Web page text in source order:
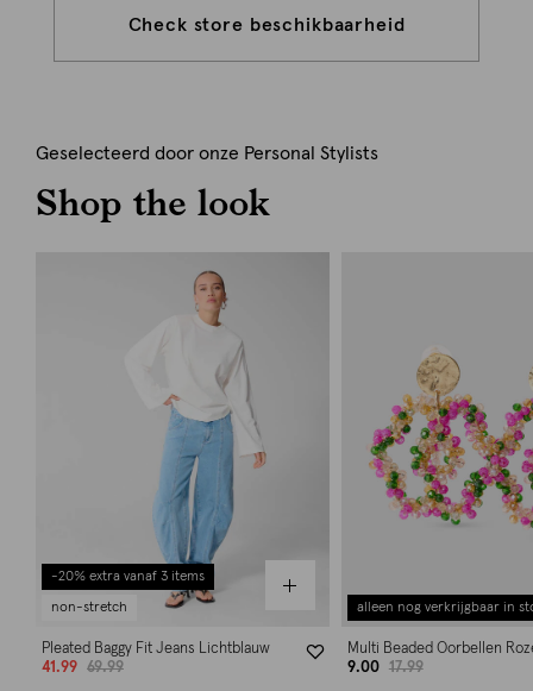
Check store beschikbaarheid
Geselecteerd door onze Personal Stylists
Shop the look
-20% extra vanaf 3 items
non-stretch
Pleated Baggy Fit Jeans Lichtblauw
41.99
69.99
alleen nog verkrijgbaar in
Multi Beaded Oorbellen
9.00
17.99